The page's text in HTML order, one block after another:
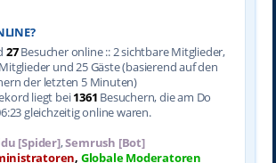
27Besucher online :: 2 sichtbare Mitglieder,
und 25 Gäste (basierend auf den
der letzten 5 Minuten)
liegt bei1361 Besuchern, die am Do
gleichzeitig online waren.
[Spider],Semrush [Bot]
, Globale Moderatoren